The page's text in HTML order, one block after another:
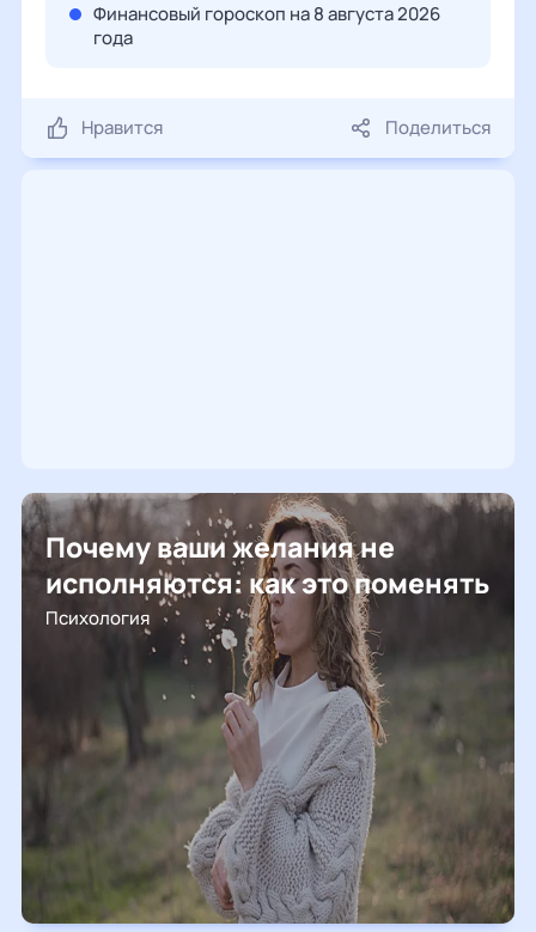
Финансовый гороскоп на 8 августа 2026
года
Нравится Поделиться
Почему ваши желания не
исполняются: как это поменять
Психология